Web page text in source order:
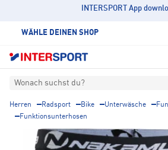
INTERSPORT App
WÄHLE DEINEN SHOP
Wonach suchst du?
Herren Radsport Bike Unterwäsche
Funktionsunterhosen